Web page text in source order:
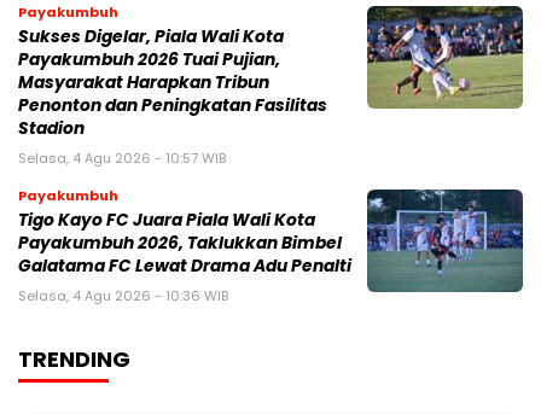
Payakumbuh
Sukses Digelar, Piala Wali Kota
Payakumbuh 2026 Tuai Pujian,
Masyarakat Harapkan Tribun
Penonton dan Peningkatan Fasilitas
Stadion
Selasa, 4 Agu 2026 - 10:57 WIB
Payakumbuh
Tigo Kayo FC Juara Piala Wali Kota
Payakumbuh 2026, Taklukkan Bimbel
Galatama FC Lewat Drama Adu Penalti
Selasa, 4 Agu 2026 - 10:36 WIB
TRENDING